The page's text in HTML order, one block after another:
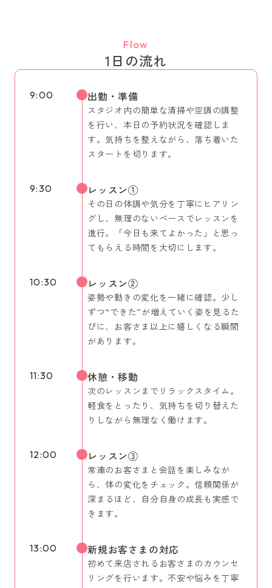
Flow
1日の流れ
9:00 出勤・準備
スタジオ内の簡単な清掃や空調の調整
を行い、本日の予約状況を確認しま
す。気持ちを整えながら、落ち着いた
スタートを切ります。
9:30 レッスン①
その日の体調や気分を丁寧にヒアリン
グし、無理のないペースでレッスンを
進行。「今日も来てよかった」と思っ
てもらえる時間を大切にします。
10:30 レッスン②
姿勢や動きの変化を一緒に確認。少し
ずつ“できた”が増えていく姿を見るた
びに、お客さま以上に嬉しくなる瞬間
があります。
11:30 休憩・移動
次のレッスンまでリラックスタイム。
軽食をとったり、気持ちを切り替えた
りしながら無理なく働けます。
12:00 レッスン③
常連のお客さまと会話を楽しみなが
ら、体の変化をチェック。信頼関係が
深まるほど、自分自身の成長も実感で
きます。
13:00 新規お客さまの対応
初めて来店されるお客さまのカウンセ
リングを行います。不安や悩みを丁寧